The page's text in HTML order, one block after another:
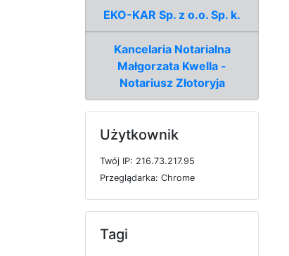
EKO-KAR Sp. z o.o. Sp. k.
Kancelaria Notarialna
Małgorzata Kwella -
Notariusz Złotoryja
Użytkownik
Twój IP: 216.73.217.95
Przeglądarka: Chrome
Tagi